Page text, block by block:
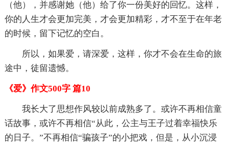
（他），并感谢她（他）给了你一份美好的回忆。这样，
你的人生才会更加完美，才会更加精彩，才不至于在年老
的时候，留下记忆的空白。
所以，如果爱，请深爱，这样，你才不会在生命的旅
途中，徒留遗憾。
《爱》作文500字 篇10
我长大了思想作风较以前成熟多了。或许不再相信童
话故事，或许不再相信“从此，公主与王子过着幸福快乐
的日子。”不再相信“骗孩子”的小把戏，但是，从小沉浸